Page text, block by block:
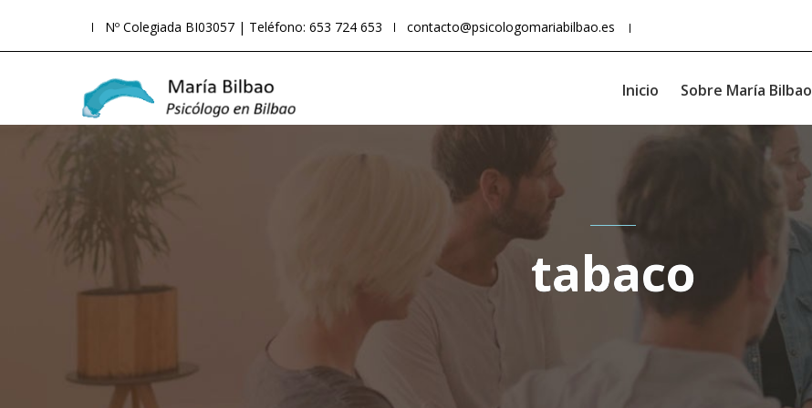
Nº Colegiada BI03057 | Teléfono: 653 724 653 contacto@psicologomariabilbao.es
Inicio Sobre María Bilbao
tabaco